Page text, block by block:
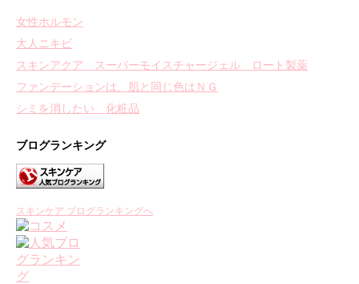
女性ホルモン
大人ニキビ
スキンアクア スーパーモイスチャージェル ロート製薬
ファンデーションは、肌と同じ色はＮＧ
シミを消したい 化粧品
ブログランキング
スキンケア ブログランキングへ